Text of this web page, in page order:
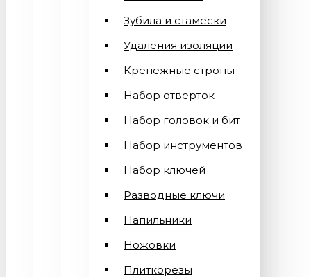
Зубила и стамески
Удаления изоляции
Крепежные стропы
Набор отверток
Набор головок и бит
Набор инструментов
Набор ключей
Разводные ключи
Напильники
Ножовки
Плиткорезы